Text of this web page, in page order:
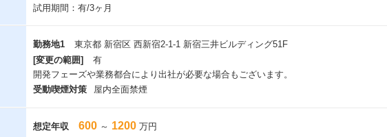
試用期間：有/3ヶ月
勤務地1
東京都 新宿区 西新宿2-1-1 新宿三井ビルディング51F
[変更の範囲]
有
開発フェーズや業務都合により出社が必要な場合もございます。
受動喫煙対策
屋内全面禁煙
想定年収 600 ～ 1200 万円